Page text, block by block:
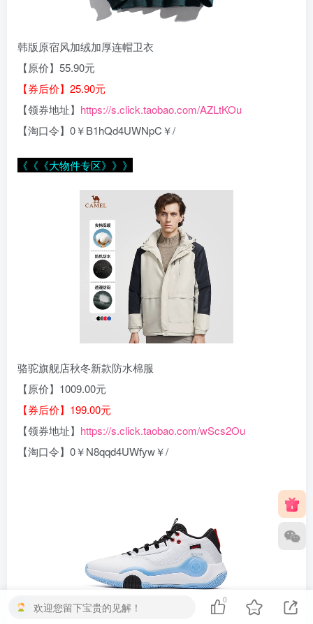
韩版原宿风加绒加厚连帽卫衣
【原价】55.90元
【券后价】25.90元
【领券地址】 https://s.click.taobao.com/AZLtKOu
【淘口令】0￥B1hQd4UWNpC￥/
《《《大物件专区》》》
骆驼旗舰店秋冬新款防水棉服
【原价】1009.00元
【券后价】199.00元
【领券地址】 https://s.click.taobao.com/wScs2Ou
【淘口令】0￥N8qqd4UWfyw￥/
欢迎您留下宝贵的见解！
0